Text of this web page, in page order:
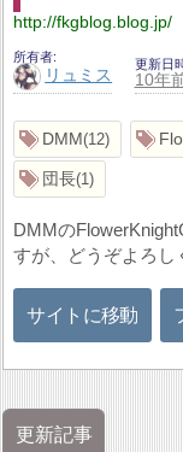
http://fkgblog.blog.jp/
所有者
リュミス
更新日
10年
DMM 12
団長 1
DMMの
すが、どうぞよろし
サイトに移動
更新記事